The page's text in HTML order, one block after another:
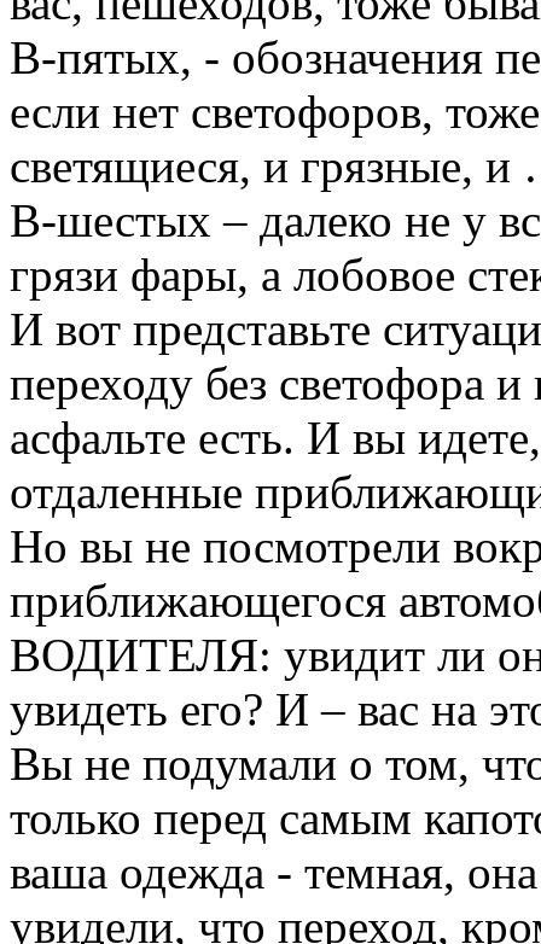
В-пятых, - обозначения
если нет светофоров,
светящиеся, и грязные,
В-шестых – далеко не у
грязи фары, а лобовое
И вот представьте
переходу без светофора
асфальте есть. И вы
отдаленные
Но вы не посмотрели
приближающегося
ВОДИТЕЛЯ: увидит ли он
увидеть его? И – вас на
Вы не подумали о том,
только перед самым
ваша одежда - темная,
увидели, что переход,